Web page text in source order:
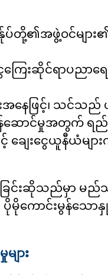
ပ်တို့၏အဖွဲ့ဝင်မျာ
ကြေးဆိုင်ရာပညာ
းအနေဖြင့်၊ သင်သ
န်ဆောင်မှုအတွက် ရ
င့် ချေးငွေယူနီယံမ
က်ခြင်းဆိုသည်မှာ
ောင်းမွန်သောနှုန်
ျား